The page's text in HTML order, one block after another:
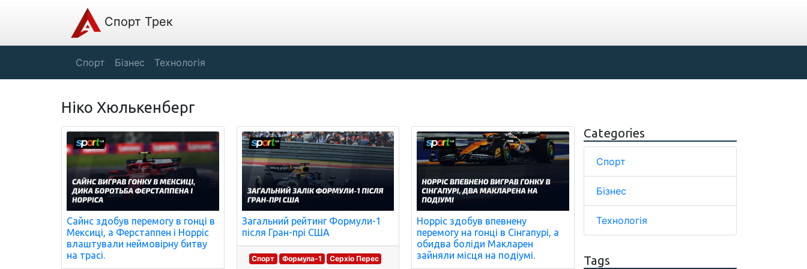
Спорт Трек
Спорт Бізнес Технологія
Ніко Хюлькенберг
Сайнс здобув перемогу в гонці в
Мексиці, а Ферстаппен і Норріс
влаштували неймовірну битву
на трасі.
Загальний рейтинг Формули-1
після Гран-прі США
Спорт Формула-1 Серхіо Перес
Норріс здобув впевнену
перемогу на гонці в Сінгапурі, а
обидва боліди Макларен
зайняли місця на подіумі.
Categories
Спорт
Бізнес
Технологія
Tags